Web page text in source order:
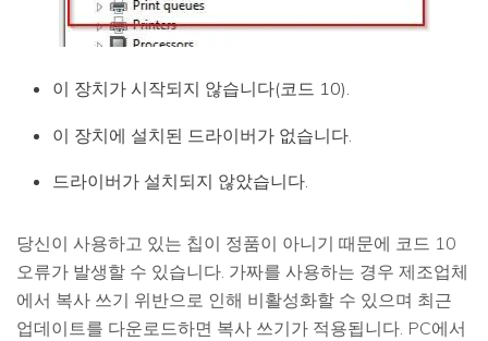
이 장치가 시작되지 않습니다(코드 10).
이 장치에 설치된 드라이버가 없습니다.
드라이버가 설치되지 않았습니다.
당신이 사용하고 있는 칩이 정품이 아니기 때문에 코드 10
오류가 발생할 수 있습니다. 가짜를 사용하는 경우 제조업체
에서 복사 쓰기 위반으로 인해 비활성화할 수 있으며 최근
업데이트를 다운로드하면 복사 쓰기가 적용됩니다. PC에서